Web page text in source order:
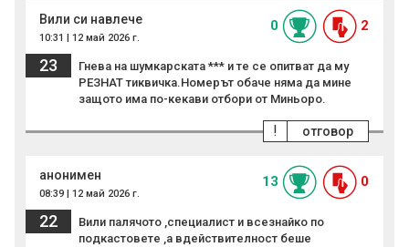
Вили си навлече
10:31 | 12 май 2026 г.
0 2
23
Гнева на шумкарската *** и те се опитват да му
РЕЗНАТ тиквичка.Номерът обаче няма да мине
защото има по-кекави отбори от Миньоро.
отговор
!
анонимен
08:39 | 12 май 2026 г.
13 0
22
Вили палячото ,специалист и всезнайко по
подкастовете ,а вдействителност беше